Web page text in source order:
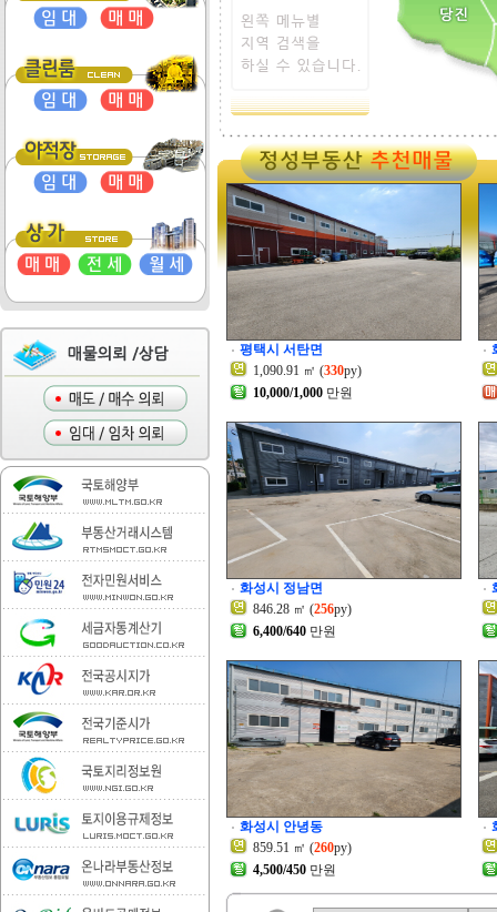
평택시 서탄면
1,090.91 ㎡ (330py)
10,000/1,000 만원
화성시 정남면
846.28 ㎡ (256py)
6,400/640 만원
화성시 안녕동
859.51 ㎡ (260py)
4,500/450 만원